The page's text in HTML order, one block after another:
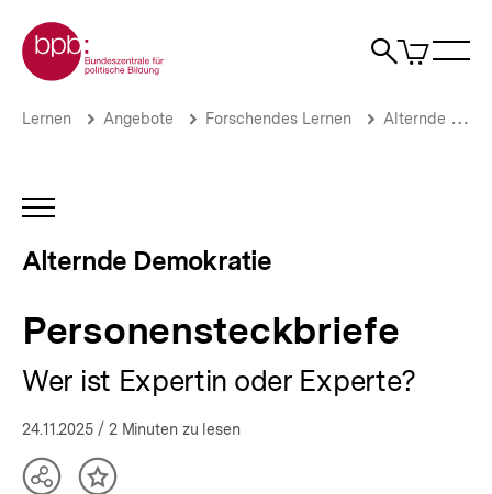
zum
Seiteninhalt
springen
Zur Startseite der bpb
Suche
Artikel
im
Personensteckbriefe
Alternde
Demokratie
bpb.de
Brotkrümelnavigation
Pfadnavigation
Lernen Angebote Forschendes Lernen Alternde Demokratie
INHALTSNAVIGATION
Alternde Demokratie
Personensteckbriefe
Wer ist Expertin oder Experte?
24.11.2025 / 2 Minuten zu lesen
TeilenInhalt